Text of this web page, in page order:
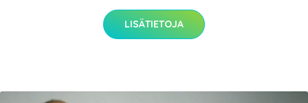
LISÄTIETOJA